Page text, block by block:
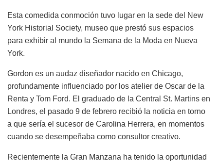
Esta comedida conmoción tuvo lugar en la sede del New
York Historial Society, museo que prestó sus espacios
para exhibir al mundo la Semana de la Moda en Nueva
York.
Gordon es un audaz diseñador nacido en Chicago,
profundamente influenciado por los atelier de Oscar de la
Renta y Tom Ford. El graduado de la Central St. Martins en
Londres, el pasado 9 de febrero recibió la noticia en torno
a que sería el sucesor de Carolina Herrera, en momentos
cuando se desempeñaba como consultor creativo.
Recientemente la Gran Manzana ha tenido la oportunidad